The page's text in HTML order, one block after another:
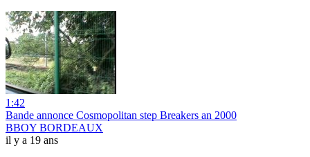
1:42
Bande annonce Cosmopolitan step Breakers an 2000
BBOY BORDEAUX
il y a 19 ans